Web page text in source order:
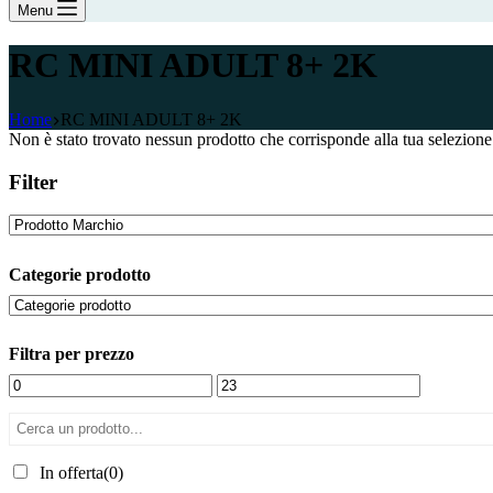
Menu
RC MINI ADULT 8+ 2K
Home RC MINI ADULT 8+ 2K
Non è stato trovato nessun prodotto che corrisponde alla tua
Filter
Categorie prodotto
Filtra per prezzo
In offerta(0)